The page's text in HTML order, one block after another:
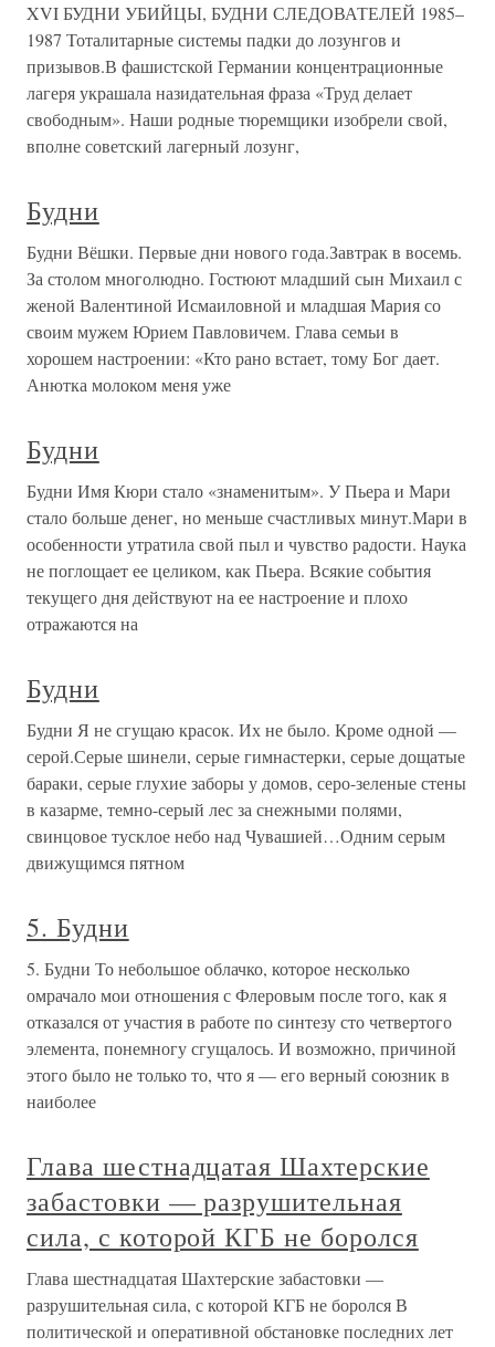
XVI БУДНИ УБИЙЦЫ, БУДНИ СЛЕДОВАТЕЛЕЙ 1985–
1987 Тоталитарные системы падки до лозунгов и
призывов.В фашистской Германии концентрационные
лагеря украшала назидательная фраза «Труд делает
свободным». Наши родные тюремщики изобрели свой,
вполне советский лагерный лозунг,
Будни
Будни Вёшки. Первые дни нового года.Завтрак в восемь.
За столом многолюдно. Гостюют младший сын Михаил с
женой Валентиной Исмаиловной и младшая Мария со
своим мужем Юрием Павловичем. Глава семьи в
хорошем настроении: «Кто рано встает, тому Бог дает.
Анютка молоком меня уже
Будни
Будни Имя Кюри стало «знаменитым». У Пьера и Мари
стало больше денег, но меньше счастливых минут.Мари в
особенности утратила свой пыл и чувство радости. Наука
не поглощает ее целиком, как Пьера. Всякие события
текущего дня действуют на ее настроение и плохо
отражаются на
Будни
Будни Я не сгущаю красок. Их не было. Кроме одной —
серой.Серые шинели, серые гимнастерки, серые дощатые
бараки, серые глухие заборы у домов, серо-зеленые стены
в казарме, темно-серый лес за снежными полями,
свинцовое тусклое небо над Чувашией…Одним серым
движущимся пятном
5. Будни
5. Будни То небольшое облачко, которое несколько
омрачало мои отношения с Флеровым после того, как я
отказался от участия в работе по синтезу сто четвертого
элемента, понемногу сгущалось. И возможно, причиной
этого было не только то, что я — его верный союзник в
наиболее
Глава шестнадцатая Шахтерские
забастовки — разрушительная
сила, с которой КГБ не боролся
Глава шестнадцатая Шахтерские забастовки —
разрушительная сила, с которой КГБ не боролся В
политической и оперативной обстановке последних лет